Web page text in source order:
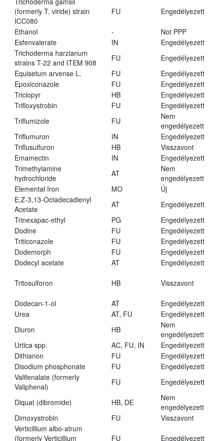
(formerly T. viride) strain
ICC080
FU Engedélyezett
Ethanol -
Not PPP
Esfenvalerate
IN
Engedélyezett
Trichoderma harzianum
strains T-22 and ITEM 908
FU
Engedélyezett
Equisetum arvense L.
FU
Engedélyezett
Epoxiconazole
FU
Engedélyezett
Triclopyr
HB
Engedélyezett
Trifloxystrobin
FU
Engedélyezett
Triflumizole
FU
Nem
engedélyezett
Triflumuron
IN
Engedélyezett
Triflusulfuron
HB
Visszavont
Emamectin
IN
Engedélyezett
Trimethylamine
hydrochloride
AT
Nem
engedélyezett
Elemental Iron
MO
Új
E,Z-3,13-Octadecadienyl
Acetate
AT
Engedélyezett
Trinexapac-ethyl
PG
Engedélyezett
Dodine
FU
Engedélyezett
Triticonazole
FU
Engedélyezett
Dodemorph
FU
Engedélyezett
Dodecyl acetate
AT Engedélyezett
Tritosulforon HB Visszavont
Dodecan-1-ol AT
Engedélyezett
Urea
AT, FU
Engedélyezett
Diuron
HB
Nem
engedélyezett
Urtica spp.
AC, FU, IN
Engedélyezett
Dithianon
FU
Engedélyezett
Disodium phosphonate
FU
Engedélyezett
Valifenalate (formerly
Valiphenal)
FU Engedélyezett
Diquat (dibromide) HB, DE
Nem
engedélyezett
Dimoxystrobin
FU
Visszavont
Verticillium albo-atrum
(formerly Verticillium
FU Engedélyezett